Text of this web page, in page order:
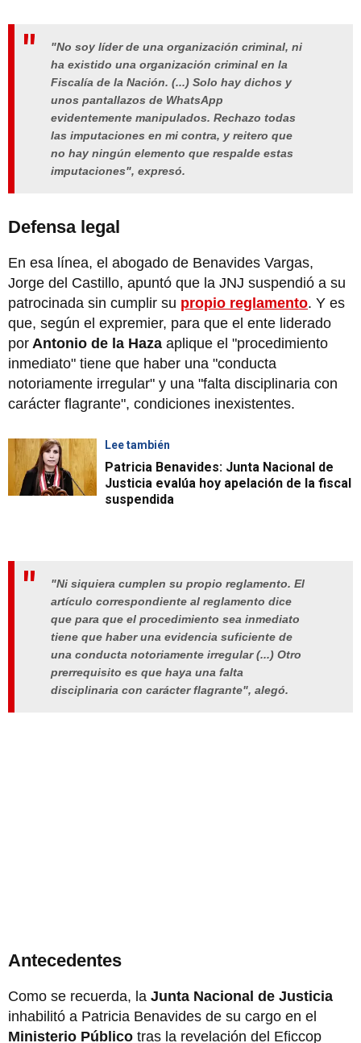
"No soy líder de una organización criminal, ni
ha existido una organización criminal en la
Fiscalía de la Nación. (...) Solo hay dichos y
unos pantallazos de WhatsApp
evidentemente manipulados. Rechazo todas
las imputaciones en mi contra, y reitero que
no hay ningún elemento que respalde estas
imputaciones", expresó.
Defensa legal
En esa línea, el abogado de Benavides Vargas,
Jorge del Castillo, apuntó que la JNJ suspendió a su
patrocinada sin cumplir su propio reglamento. Y es
que, según el expremier, para que el ente liderado
por Antonio de la Haza aplique el "procedimiento
inmediato" tiene que haber una "conducta
notoriamente irregular" y una "falta disciplinaria con
carácter flagrante", condiciones inexistentes.
Lee también
Patricia Benavides: Junta Nacional de
Justicia evalúa hoy apelación de la fiscal
suspendida
"Ni siquiera cumplen su propio reglamento. El
artículo correspondiente al reglamento dice
que para que el procedimiento sea inmediato
tiene que haber una evidencia suficiente de
una conducta notoriamente irregular (...) Otro
prerrequisito es que haya una falta
disciplinaria con carácter flagrante", alegó.
Antecedentes
Como se recuerda, la Junta Nacional de Justicia
inhabilitó a Patricia Benavides de su cargo en el
Ministerio Público tras la revelación del Eficcop